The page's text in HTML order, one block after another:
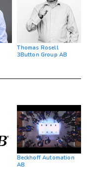
Thomas Rosell
3Button Group AB
Beckhoff Automation
AB